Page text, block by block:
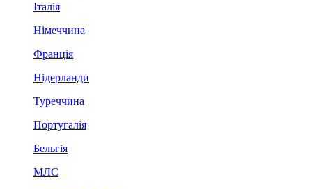
Італія
Німеччина
Франція
Нідерланди
Туреччина
Португалія
Бельгія
МЛС